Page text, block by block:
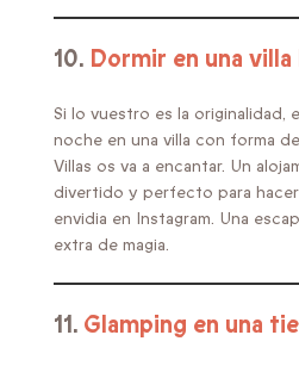
10. Dormir en una
Si lo vuestro es la originalidad,
noche en una villa con forma
Villas os va a encantar. Un
divertido y perfecto para
envidia en Instagram. Una
extra de magia.
11. Glamping en una